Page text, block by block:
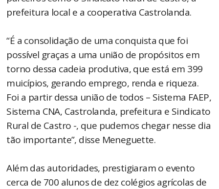
prefeitura local e a cooperativa Castrolanda.
“É a consolidação de uma conquista que foi
possível graças a uma união de propósitos em
torno dessa cadeia produtiva, que está em 399
muicípios, gerando emprego, renda e riqueza.
Foi a partir dessa união de todos – Sistema FAEP,
Sistema CNA, Castrolanda, prefeitura e Sindicato
Rural de Castro -, que pudemos chegar nesse dia
tão importante”, disse Meneguette.
Além das autoridades, prestigiaram o evento
cerca de 700 alunos de dez colégios agrícolas de